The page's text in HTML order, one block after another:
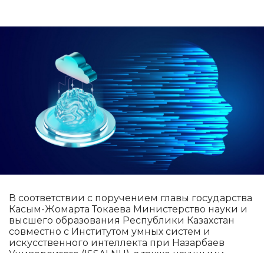
В соответствии с поручением главы государства
Касым-Жомарта Токаева Министерство науки и
высшего образования Республики Казахстан
совместно с Институтом умных систем и
искусственного интеллекта при Назарбаев